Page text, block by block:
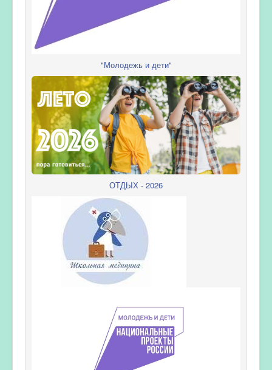
"Молодежь и дети"
ОТДЫХ - 2026